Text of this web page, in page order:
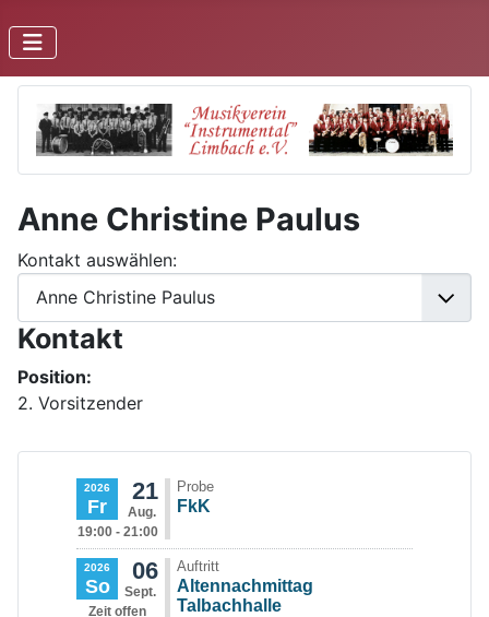
Anne Christine Paulus
Kontakt auswählen:
Kontakt
Position:
2. Vorsitzender